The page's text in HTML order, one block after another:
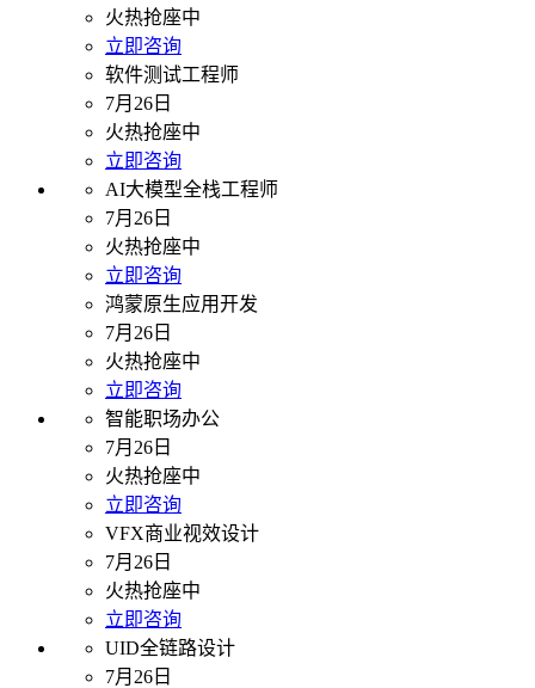
火热抢座中
立即咨询
软件测试工程师
7月26日
火热抢座中
立即咨询
AI大模型全栈工程师
7月26日
火热抢座中
立即咨询
鸿蒙原生应用开发
7月26日
火热抢座中
立即咨询
智能职场办公
7月26日
火热抢座中
立即咨询
VFX商业视效设计
7月26日
火热抢座中
立即咨询
UID全链路设计
7月26日